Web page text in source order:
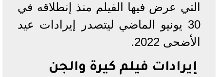
التي عرض فيها الفيلم منذ إنطلاقه في
30 يونيو الماضي ليتصدر إيرادات عيد
الأضحى 2022.
إيرادات فيلم كيرة والجن